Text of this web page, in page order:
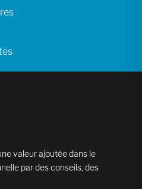
valeur ajoutée dans le
par des conseils, des